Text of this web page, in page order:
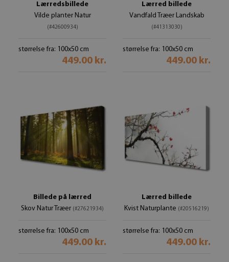
Lærredsbillede
Vilde planter Natur
(#42600934)
størrelse fra: 100x50 cm
449.00 kr.
Lærred billede
Vandfald Træer Landskab
(#41313030)
størrelse fra: 100x50 cm
449.00 kr.
Billede på lærred
Skov Natur Træer (#27621934)
størrelse fra: 100x50 cm
449.00 kr.
Lærred billede
Kvist Naturplante (#20516219)
størrelse fra: 100x50 cm
449.00 kr.